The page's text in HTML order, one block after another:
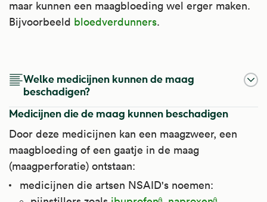
maar kunnen een maagbloeding wel erger maken.
Bijvoorbeeld bloedverdunners.
Naproxen is een ontstekingsremmende
pijnstiller. Dit soort pijnstillers wordt ook wel
NSAID genoemd. Het werkt pijnstillend,
ontstekingsremmend en koortsverlagend.
Het is te gebruiken bij pijn waarbij ook
sprake is van een ontsteking, zoals bij
Diclofenac is een ontstekingsremmende
pijnstiller. Dit soort pijnstillers wordt ook wel
NSAID's genoemd. Het werkt pijnstillend,
ontstekingsremmend en koortsverlagend.
Het is te gebruiken bij pijn waarbij ook
sprake is van een ontsteking, zoals bij
Ibuprofen is een ontstekingsremmende
pijnstiller. Dit soort pijnstillers wordt ook wel
NSAID genoemd. Het werkt pijnstillend,
ontstekingsremmend en koortsverlagend.
Het is te gebruiken bij pijn waarbij ook
sprake is van een ontsteking, zoals bij
Welke medicijnen kunnen de maag
beschadigen?
Medicijnen die de maag kunnen beschadigen
Door deze medicijnen kan een maagzweer, een
maagbloeding of een gaatje in de maag
(maagperforatie) ontstaan:
medicijnen die artsen NSAID's noemen: